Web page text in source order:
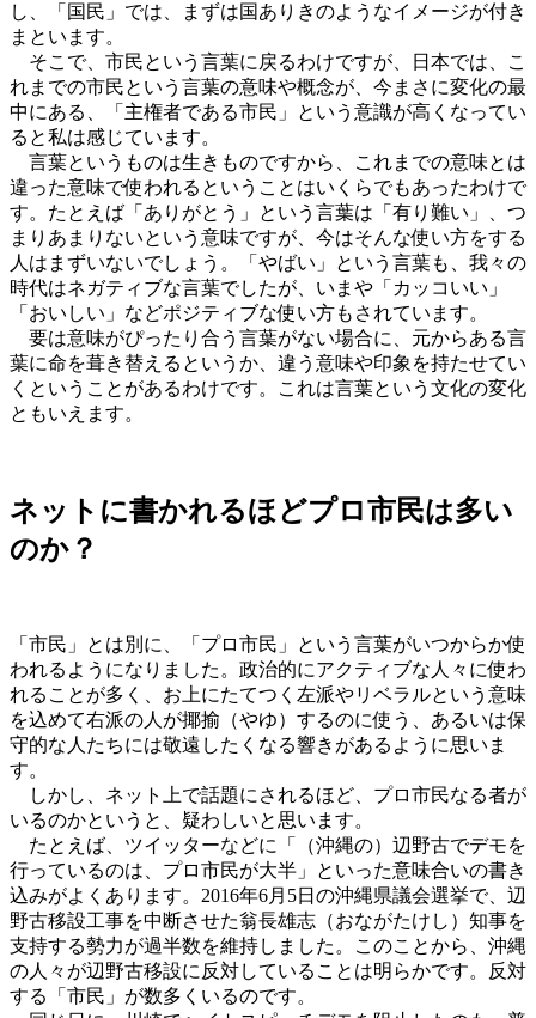
し、「国民」では、まずは国ありきのようなイメージが付き
まといます。
そこで、市民という言葉に戻るわけですが、日本では、こ
れまでの市民という言葉の意味や概念が、今まさに変化の最
中にある、「主権者である市民」という意識が高くなってい
ると私は感じています。
言葉というものは生きものですから、これまでの意味とは
違った意味で使われるということはいくらでもあったわけで
す。たとえば「ありがとう」という言葉は「有り難い」、つ
まりあまりないという意味ですが、今はそんな使い方をする
人はまずいないでしょう。「やばい」という言葉も、我々の
時代はネガティブな言葉でしたが、いまや「カッコいい」
「おいしい」などポジティブな使い方もされています。
要は意味がぴったり合う言葉がない場合に、元からある言
葉に命を葺き替えるというか、違う意味や印象を持たせてい
くということがあるわけです。これは言葉という文化の変化
ともいえます。
ネットに書かれるほどプロ市民は多い
のか？
「市民」とは別に、「プロ市民」という言葉がいつからか使
われるようになりました。政治的にアクティブな人々に使わ
れることが多く、お上にたてつく左派やリベラルという意味
を込めて右派の人が揶揄（やゆ）するのに使う、あるいは保
守的な人たちには敬遠したくなる響きがあるように思いま
す。
しかし、ネット上で話題にされるほど、プロ市民なる者が
いるのかというと、疑わしいと思います。
たとえば、ツイッターなどに「（沖縄の）辺野古でデモを
行っているのは、プロ市民が大半」といった意味合いの書き
込みがよくあります。2016年6月5日の沖縄県議会選挙で、辺
野古移設工事を中断させた翁長雄志（おながたけし）知事を
支持する勢力が過半数を維持しました。このことから、沖縄
の人々が辺野古移設に反対していることは明らかです。反対
する「市民」が数多くいるのです。